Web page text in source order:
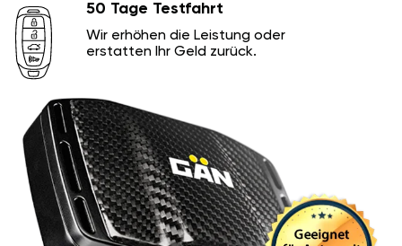
50 Tage Testfahrt
Wir erhöhen die Leistung oder
erstatten Ihr Geld zurück.